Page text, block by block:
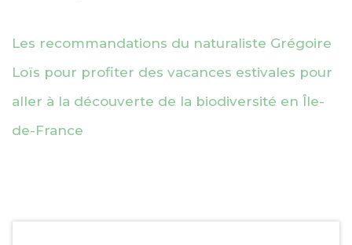
Les recommandations du naturaliste Grégoire
Loïs pour profiter des vacances estivales pour
aller à la découverte de la biodiversité en Île-
de-France